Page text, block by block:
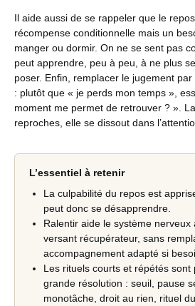
Il aide aussi de se rappeler que le
récompense conditionnelle mais un
manger ou dormir. On ne se sent pas
peut apprendre, peu à peu, à ne plus
poser. Enfin, remplacer le jugement
: plutôt que « je perds mon temps »,
moment me permet de retrouver ? ».
reproches, elle se dissout dans
L’essentiel à retenir
La culpabilité du repos est
peut donc se désapprendre.
Ralentir aide le système nerveux
versant récupérateur, sans
accompagnement adapté si
Les rituels courts et répétés sont
grande résolution : seuil, pause
monotâche, droit au rien, rituel